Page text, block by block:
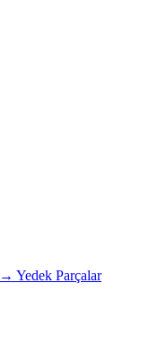
→ Yedek Parçalar